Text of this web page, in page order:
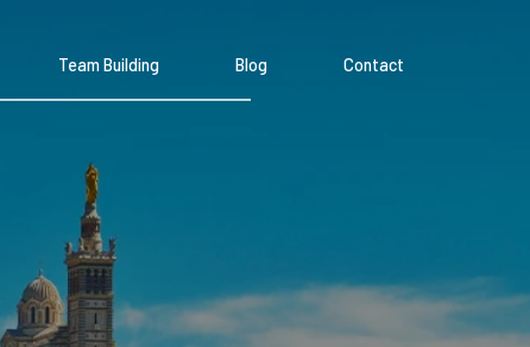
Team Building Blog Contact